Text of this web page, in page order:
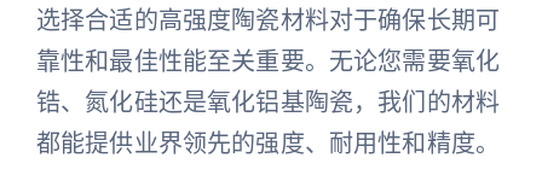
选择合适的高强度陶瓷材料对于确保长期可
靠性和最佳性能至关重要。无论您需要氧化
锆、氮化硅还是氧化铝基陶瓷，我们的材料
都能提供业界领先的强度、耐用性和精度。